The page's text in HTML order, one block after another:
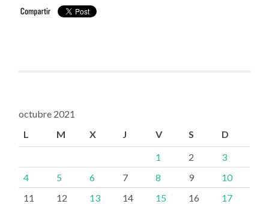
octubre 2021
L
M X J V S D
1 2
3
4
5 6 7 8 9
10
11
12 13 14 15 16
17